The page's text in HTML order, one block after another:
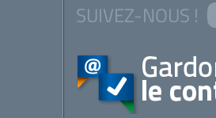
SUIVEZ-NOUS !